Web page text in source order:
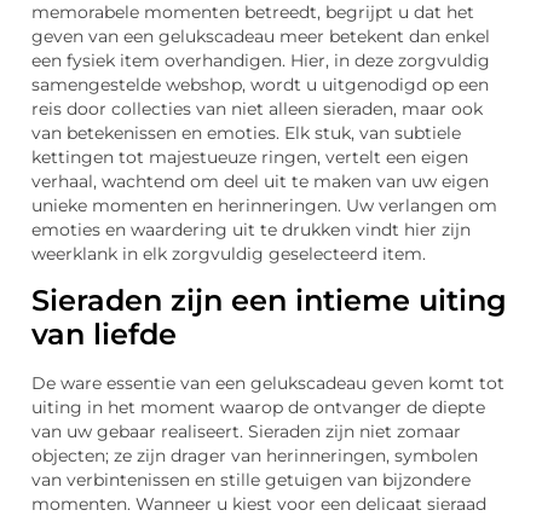
memorabele momenten betreedt, begrijpt u dat het
geven van een gelukscadeau meer betekent dan enkel
een fysiek item overhandigen. Hier, in deze zorgvuldig
samengestelde webshop, wordt u uitgenodigd op een
reis door collecties van niet alleen sieraden, maar ook
van betekenissen en emoties. Elk stuk, van subtiele
kettingen tot majestueuze ringen, vertelt een eigen
verhaal, wachtend om deel uit te maken van uw eigen
unieke momenten en herinneringen. Uw verlangen om
emoties en waardering uit te drukken vindt hier zijn
weerklank in elk zorgvuldig geselecteerd item.
Sieraden zijn een intieme uiting
van liefde
De ware essentie van een gelukscadeau geven komt tot
uiting in het moment waarop de ontvanger de diepte
van uw gebaar realiseert. Sieraden zijn niet zomaar
objecten; ze zijn drager van herinneringen, symbolen
van verbintenissen en stille getuigen van bijzondere
momenten. Wanneer u kiest voor een delicaat sieraad